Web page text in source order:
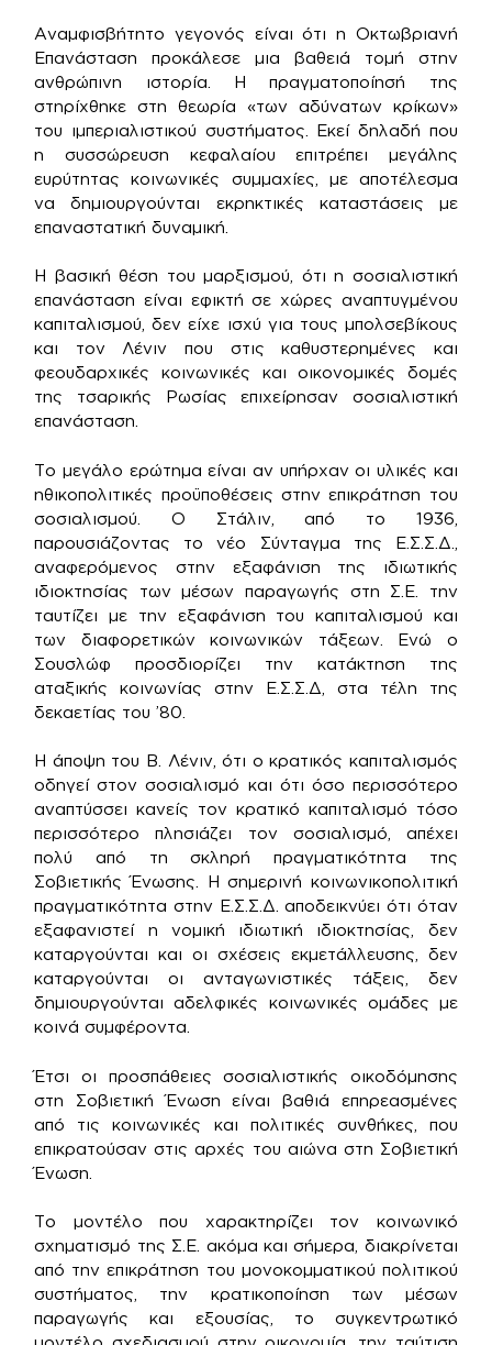
Αναμφισβήτητο γεγονός είναι ότι η Οκτωβριανή
Επανάσταση προκάλεσε μια βαθειά τομή στην
ανθρώπινη ιστορία. Η πραγματοποίησή της
στηρίχθηκε στη θεωρία «των αδύνατων κρίκων»
του ιμπεριαλιστικού συστήματος. Εκεί δηλαδή που
η συσσώρευση κεφαλαίου επιτρέπει μεγάλης
ευρύτητας κοινωνικές συμμαχίες, με αποτέλεσμα
να δημιουργούνται εκρηκτικές καταστάσεις με
επαναστατική δυναμική.
Η βασική θέση του μαρξισμού, ότι η σοσιαλιστική
επανάσταση είναι εφικτή σε χώρες αναπτυγμένου
καπιταλισμού, δεν είχε ισχύ για τους μπολσεβίκους
και τον Λένιν που στις καθυστερημένες και
φεουδαρχικές κοινωνικές και οικονομικές δομές
της τσαρικής Ρωσίας επιχείρησαν σοσιαλιστική
επανάσταση.
Το μεγάλο ερώτημα είναι αν υπήρχαν οι υλικές και
ηθικοπολιτικές προϋποθέσεις στην επικράτηση του
σοσιαλισμού. Ο Στάλιν, από το 1936,
παρουσιάζοντας το νέο Σύνταγμα της Ε.Σ.Σ.Δ.,
αναφερόμενος στην εξαφάνιση της ιδιωτικής
ιδιοκτησίας των μέσων παραγωγής στη Σ.Ε. την
ταυτίζει με την εξαφάνιση του καπιταλισμού και
των διαφορετικών κοινωνικών τάξεων. Ενώ ο
Σουσλώφ προσδιορίζει την κατάκτηση της
αταξικής κοινωνίας στην Ε.Σ.Σ.Δ, στα τέλη της
δεκαετίας του ’80.
Η άποψη του Β. Λένιν, ότι ο κρατικός καπιταλισμός
οδηγεί στον σοσιαλισμό και ότι όσο περισσότερο
αναπτύσσει κανείς τον κρατικό καπιταλισμό τόσο
περισσότερο πλησιάζει τον σοσιαλισμό, απέχει
πολύ από τη σκληρή πραγματικότητα της
Σοβιετικής Ένωσης. Η σημερινή κοινωνικοπολιτική
πραγματικότητα στην Ε.Σ.Σ.Δ. αποδεικνύει ότι όταν
εξαφανιστεί η νομική ιδιωτική ιδιοκτησίας, δεν
καταργούνται και οι σχέσεις εκμετάλλευσης, δεν
καταργούνται οι ανταγωνιστικές τάξεις, δεν
δημιουργούνται αδελφικές κοινωνικές ομάδες με
κοινά συμφέροντα.
Έτσι οι προσπάθειες σοσιαλιστικής οικοδόμησης
στη Σοβιετική Ένωση είναι βαθιά επηρεασμένες
από τις κοινωνικές και πολιτικές συνθήκες, που
επικρατούσαν στις αρχές του αιώνα στη Σοβιετική
Ένωση.
Το μοντέλο που χαρακτηρίζει τον κοινωνικό
σχηματισμό της Σ.Ε. ακόμα και σήμερα, διακρίνεται
από την επικράτηση του μονοκομματικού πολιτικού
συστήματος, την κρατικοποίηση των μέσων
παραγωγής και εξουσίας, το συγκεντρωτικό